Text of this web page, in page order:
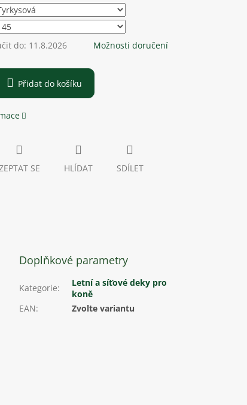
do: 11.8.2026 Možnosti doručení
Přidat do košíku
SE HLÍDAT SDÍLET
Doplňkové parametry
Kategorie:
Letní a síťové deky pro
koně
EAN: Zvolte variantu